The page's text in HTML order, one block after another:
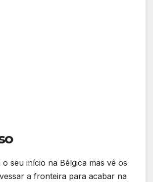
seu início na Bélgica mas vê os
a fronteira para acabar na